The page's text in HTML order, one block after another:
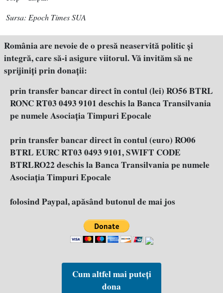
Sursa: Epoch Times SUA
România are nevoie de o presă neaservită politic şi
integră, care să-i asigure viitorul. Vă invităm să ne
sprijiniţi prin donaţii:
prin transfer bancar direct în contul (lei) RO56 BTRL
RONC RT03 0493 9101 deschis la Banca Transilvania
pe numele Asociația Timpuri Epocale
prin transfer bancar direct în contul (euro) RO06
BTRL EURC RT03 0493 9101, SWIFT CODE
BTRLRO22 deschis la Banca Transilvania pe numele
Asociația Timpuri Epocale
folosind Paypal, apăsând butonul de mai jos
Cum altfel mai puteți
dona